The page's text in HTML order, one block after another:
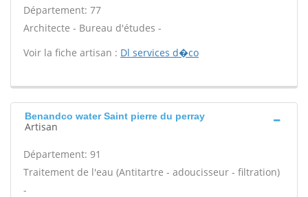
Département: 77
Architecte - Bureau d'études -
Voir la fiche artisan : Dl services d�co
Benandco water Saint pierre du perray
Artisan
Département: 91
Traitement de l'eau (Antitartre - adoucisseur - filtration)
-